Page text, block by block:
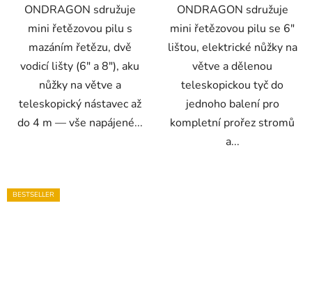
ONDRAGON sdružuje
mini řetězovou pilu s
mazáním řetězu, dvě
vodicí lišty (6″ a 8″), aku
nůžky na větve a
teleskopický nástavec až
do 4 m — vše napájené...
ONDRAGON sdružuje
mini řetězovou pilu se 6"
lištou, elektrické nůžky na
větve a dělenou
teleskopickou tyč do
jednoho balení pro
kompletní prořez stromů
a...
BESTSELLER